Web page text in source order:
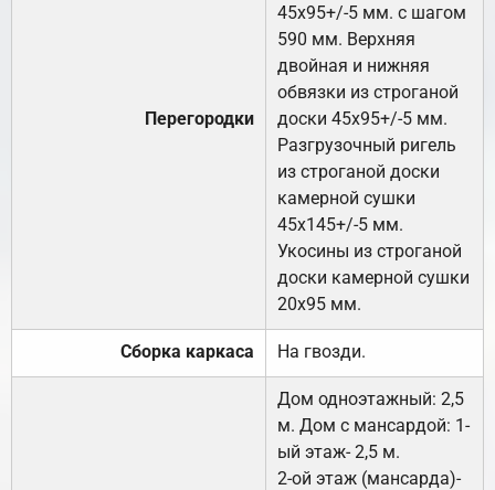
Перегородки
45х95+/-5 мм. с шагом
590 мм. Верхняя
двойная и нижняя
обвязки из строганой
доски 45х95+/-5 мм.
Разгрузочный ригель
из строганой доски
камерной сушки
45х145+/-5 мм.
Укосины из строганой
доски камерной сушки
20х95 мм.
Сборка каркаса На гвозди.
Дом одноэтажный: 2,5
м. Дом с мансардой: 1-
ый этаж- 2,5 м.
2-ой этаж (мансарда)-